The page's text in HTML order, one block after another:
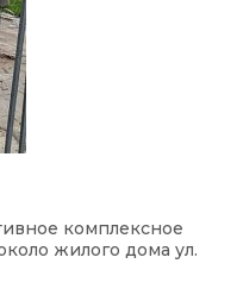
комплексное
жилого дома ул.